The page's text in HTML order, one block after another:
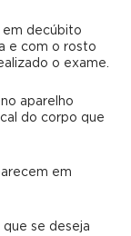
em decúbito
e com o rosto
o exame.
aparelho
do corpo que
em
se deseja